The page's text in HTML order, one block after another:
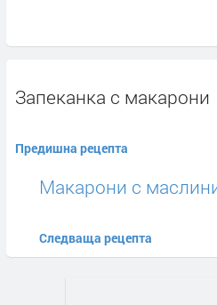
Запеканка с макарони
Предишна рецепта
Макарони с
Следваща рецепта